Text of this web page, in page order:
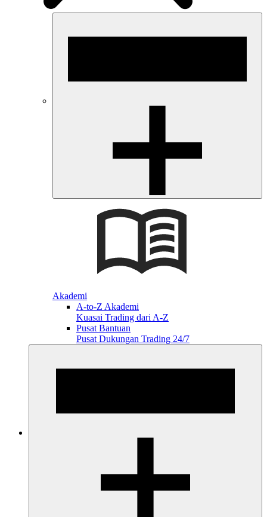
Akademi
A-to-Z Akademi
Kuasai Trading dari A-Z
Pusat Bantuan
Pusat Dukungan Trading 24/7